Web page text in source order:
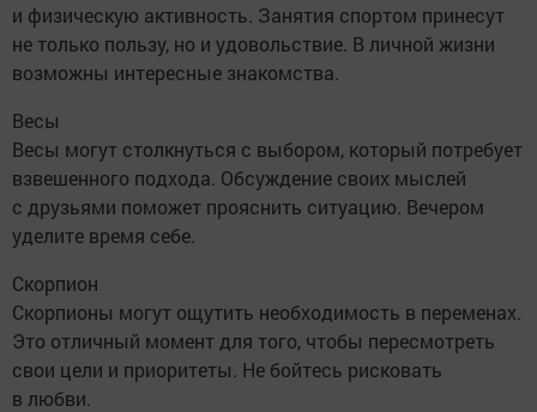
и физическую активность. Занятия спортом принесут
не только пользу, но и удовольствие. В личной жизни
возможны интересные знакомства.
Весы
Весы могут столкнуться с выбором, который потребует
взвешенного подхода. Обсуждение своих мыслей
с друзьями поможет прояснить ситуацию. Вечером
уделите время себе.
Скорпион
Скорпионы могут ощутить необходимость в переменах.
Это отличный момент для того, чтобы пересмотреть
свои цели и приоритеты. Не бойтесь рисковать
в любви.